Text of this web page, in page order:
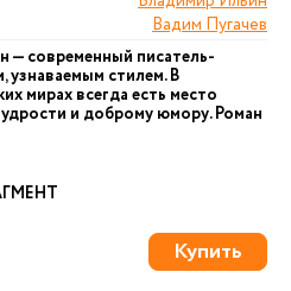
Вадим Пугачев
— современный писатель-
узнаваемым стилем. В
мирах всегда есть место
и доброму юмору. Роман
Купить